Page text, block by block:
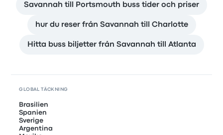
Savannah till Portsmouth buss tider och priser
hur du reser från Savannah till Charlotte
Hitta buss biljetter från Savannah till Atlanta
GLOBAL TÄCKNING
Brasilien
Spanien
Sverige
Argentina